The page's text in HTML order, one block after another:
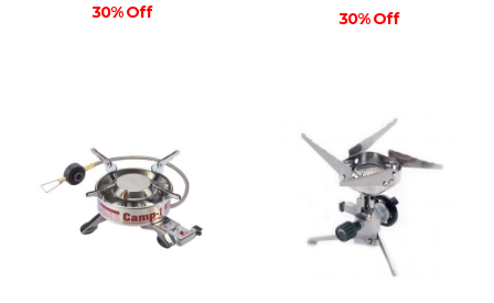
30% Off 30% Off